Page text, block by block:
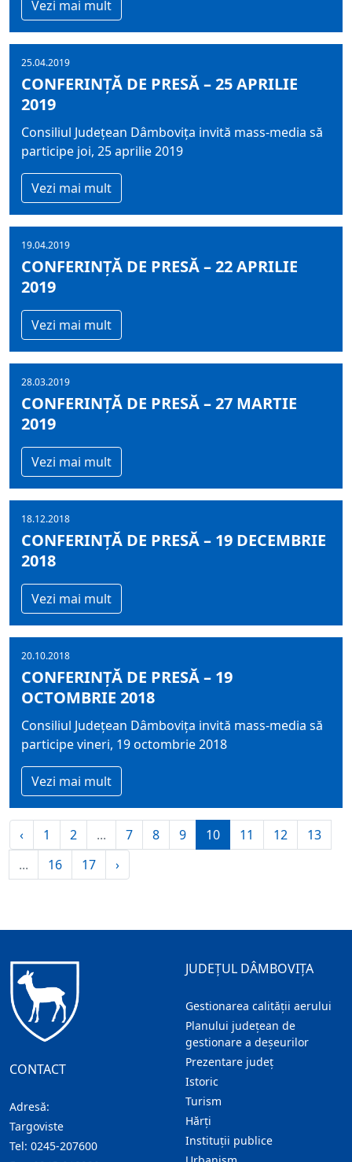
Vezi mai mult
25.04.2019
CONFERINȚĂ DE PRESĂ – 25 APRILIE
2019
Consiliul Județean Dâmbovița invită mass-media să
participe joi, 25 aprilie 2019
Vezi mai mult
19.04.2019
CONFERINȚĂ DE PRESĂ – 22 APRILIE
2019
Vezi mai mult
28.03.2019
CONFERINȚĂ DE PRESĂ – 27 MARTIE
2019
Vezi mai mult
18.12.2018
CONFERINȚĂ DE PRESĂ – 19 DECEMBRIE
2018
Vezi mai mult
20.10.2018
CONFERINȚĂ DE PRESĂ – 19
OCTOMBRIE 2018
Consiliul Județean Dâmbovița invită mass-media să
participe vineri, 19 octombrie 2018
Vezi mai mult
‹ 1 2 ... 7 8 9 10 11 12
13
...
16 17 ›
CONTACT
Adresă:
Targoviste
Tel: 0245-207600
JUDEȚUL DÂMBOVIȚA
Gestionarea calității aerului
Planului județean de
gestionare a deșeurilor
Prezentare judeţ
Istoric
Turism
Hărţi
Instituţii publice